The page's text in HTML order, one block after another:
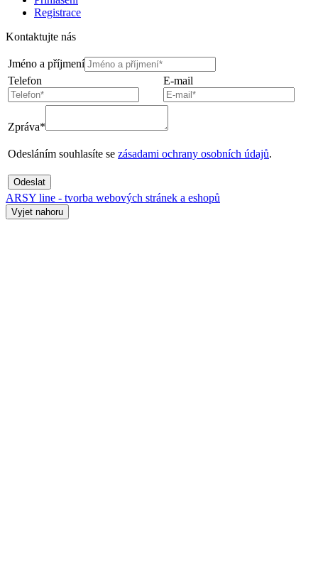
Registrace
Kontaktujte nás
Jméno a příjmení
Telefon
E-mail
Zpráva*
Odesláním souhlasíte se zásadami ochrany osobních údajů.
Odeslat
ARSY line - tvorba webových stránek a eshopů
Vyjet nahoru